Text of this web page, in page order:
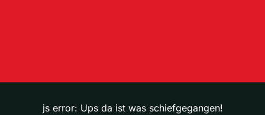
js error: Ups da ist was schiefgegangen!